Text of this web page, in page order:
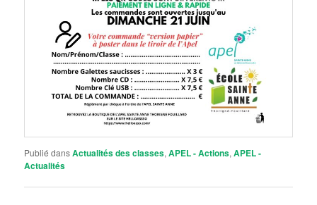
Publié dansActualités des classes,APEL - Actions,APEL -
Actualités